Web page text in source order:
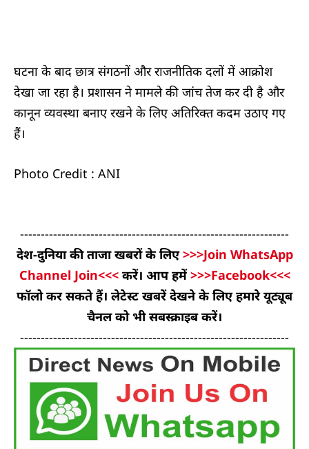
घटना के बाद छात्र संगठनों और राजनीतिक दलों में आक्रोश
देखा जा रहा है। प्रशासन ने मामले की जांच तेज कर दी है और
कानून व्यवस्था बनाए रखने के लिए अतिरिक्त कदम उठाए गए
हैं।
Photo Credit : ANI
-----------------------------------------------------------------
देश-दुनिया की ताजा खबरों के लिए>>>Join WhatsApp
Channel Join<<< करें। आप हमें>>>Facebook<<<
फॉलो कर सकते हैं। लेटेस्ट खबरें देखने के लिए हमारे यूट्यूब
चैनल को भी सबस्क्राइब करें।
-----------------------------------------------------------------